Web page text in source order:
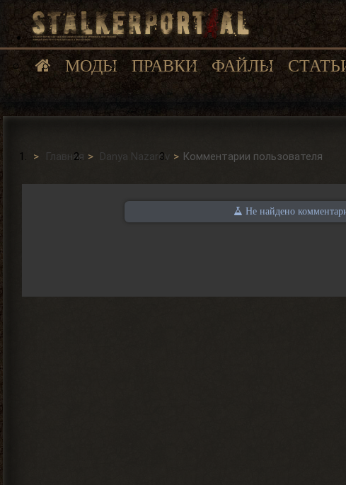
МОДЫ ПРАВКИ ФАЙЛЫ
Главная Danya Nazarov Комментарии пользователя
Не найдено